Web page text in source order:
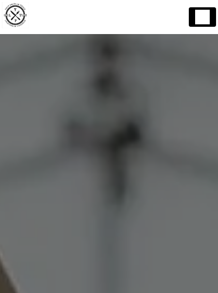
Panneau de gestion des cookies